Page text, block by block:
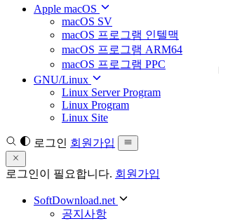
Apple macOS
macOS SV
macOS 프로그램 인텔맥
macOS 프로그램 ARM64
macOS 프로그램 PPC
GNU/Linux
Linux Server Program
Linux Program
Linux Site
로그인 회원가입
로그인이 필요합니다. 회원가입
SoftDownload.net
공지사항